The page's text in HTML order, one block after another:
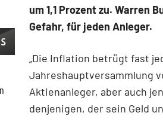
um 1,1 Prozent zu. Warren
Gefahr, für jeden Anleger.
„Die Inflation betrügt fast
Jahreshauptversammlung
Aktienanleger, aber auch
denjenigen, der sein Geld